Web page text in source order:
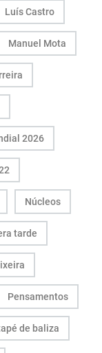
Luís Castro
Manuel Mota
2026
Núcleos
tarde
Pensamentos
de baliza